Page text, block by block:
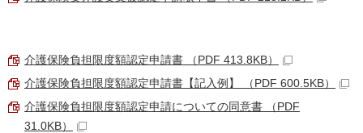
介護保険負担限度額認定申請書 （PDF 413.8KB）
介護保険負担限度額認定申請書【記入例】 （PDF 600.5KB）
介護保険負担限度額認定申請についての同意書 （PDF
31.0KB）